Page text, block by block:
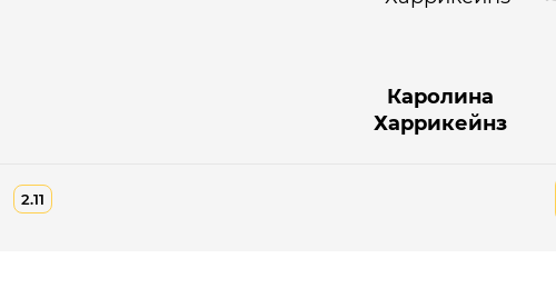
Каролина
Харрикейнз
2.11